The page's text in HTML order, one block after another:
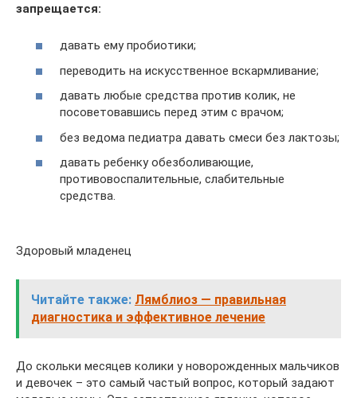
запрещается:
давать ему пробиотики;
переводить на искусственное вскармливание;
давать любые средства против колик, не
посоветовавшись перед этим с врачом;
без ведома педиатра давать смеси без лактозы;
давать ребенку обезболивающие,
противовоспалительные, слабительные
средства.
Здоровый младенец
Читайте также: Лямблиоз — правильная
диагностика и эффективное лечение
До скольки месяцев колики у новорожденных мальчиков
и девочек – это самый частый вопрос, который задают